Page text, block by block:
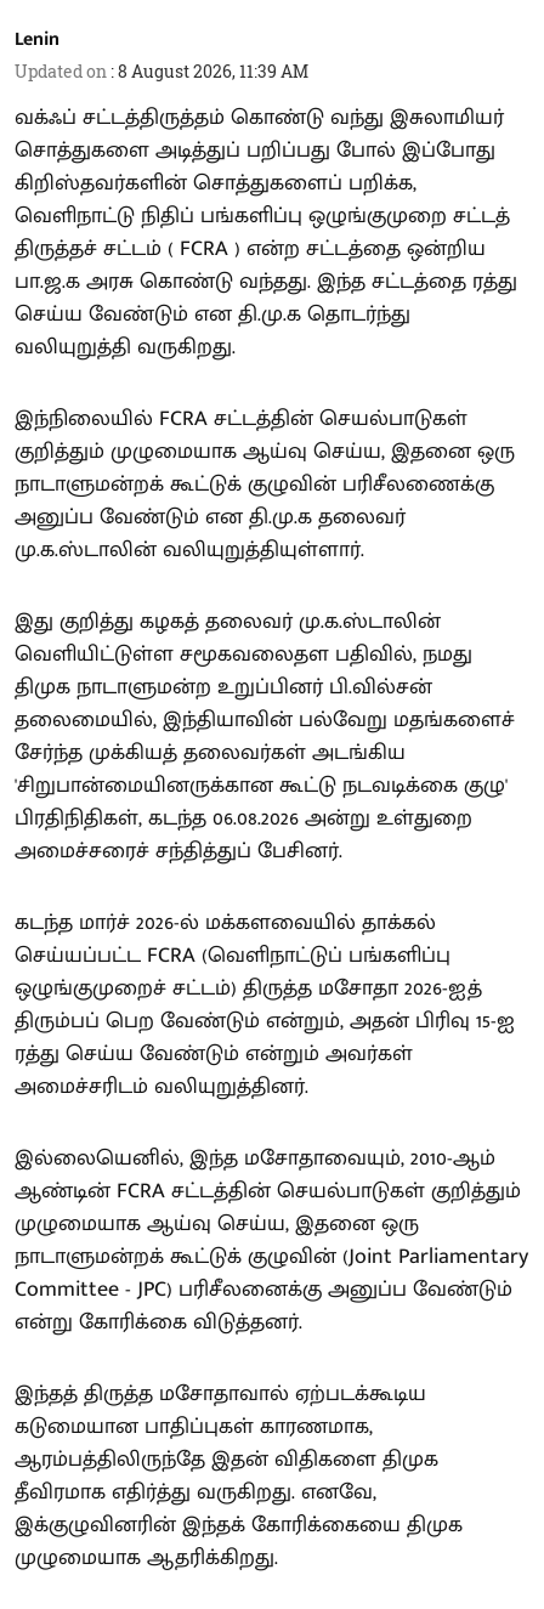
Lenin
Updated on :8 August 2026, 11:39 AM
வக்ஃப் சட்டத்திருத்தம் கொண்டு வந்து இசுலாமியர்
சொத்துகளை அடித்துப் பறிப்பது போல் இப்போது
கிறிஸ்தவர்களின் சொத்துகளைப் பறிக்க,
வெளிநாட்டு நிதிப் பங்களிப்பு ஒழுங்குமுறை சட்டத்
திருத்தச் சட்டம் ( FCRA ) என்ற சட்டத்தை ஒன்றிய
பா.ஜ.க அரசு கொண்டு வந்தது. இந்த சட்டத்தை ரத்து
செய்ய வேண்டும் என தி.மு.க தொடர்ந்து
வலியுறுத்தி வருகிறது.
இந்நிலையில் FCRA சட்டத்தின் செயல்பாடுகள்
குறித்தும் முழுமையாக ஆய்வு செய்ய, இதனை ஒரு
நாடாளுமன்றக் கூட்டுக் குழுவின் பரிசீலணைக்கு
அனுப்ப வேண்டும் என தி.மு.க தலைவர்
மு.க.ஸ்டாலின் வலியுறுத்தியுள்ளார்.
இது குறித்து கழகத் தலைவர் மு.க.ஸ்டாலின்
வெளியிட்டுள்ள சமூகவலைதள பதிவில், நமது
திமுக நாடாளுமன்ற உறுப்பினர் பி.வில்சன்
தலைமையில், இந்தியாவின் பல்வேறு மதங்களைச்
சேர்ந்த முக்கியத் தலைவர்கள் அடங்கிய
'சிறுபான்மையினருக்கான கூட்டு நடவடிக்கை குழு'
பிரதிநிதிகள், கடந்த 06.08.2026 அன்று உள்துறை
அமைச்சரைச் சந்தித்துப் பேசினர்.
கடந்த மார்ச் 2026-ல் மக்களவையில் தாக்கல்
செய்யப்பட்ட FCRA (வெளிநாட்டுப் பங்களிப்பு
ஒழுங்குமுறைச் சட்டம்) திருத்த மசோதா 2026-ஐத்
திரும்பப் பெற வேண்டும் என்றும், அதன் பிரிவு 15-ஐ
ரத்து செய்ய வேண்டும் என்றும் அவர்கள்
அமைச்சரிடம் வலியுறுத்தினர்.
இல்லையெனில், இந்த மசோதாவையும், 2010-ஆம்
ஆண்டின் FCRA சட்டத்தின் செயல்பாடுகள் குறித்தும்
முழுமையாக ஆய்வு செய்ய, இதனை ஒரு
நாடாளுமன்றக் கூட்டுக் குழுவின் (Joint Parliamentary
Committee - JPC) பரிசீலனைக்கு அனுப்ப வேண்டும்
என்று கோரிக்கை விடுத்தனர்.
இந்தத் திருத்த மசோதாவால் ஏற்படக்கூடிய
கடுமையான பாதிப்புகள் காரணமாக,
ஆரம்பத்திலிருந்தே இதன் விதிகளை திமுக
தீவிரமாக எதிர்த்து வருகிறது. எனவே,
இக்குழுவினரின் இந்தக் கோரிக்கையை திமுக
முழுமையாக ஆதரிக்கிறது.